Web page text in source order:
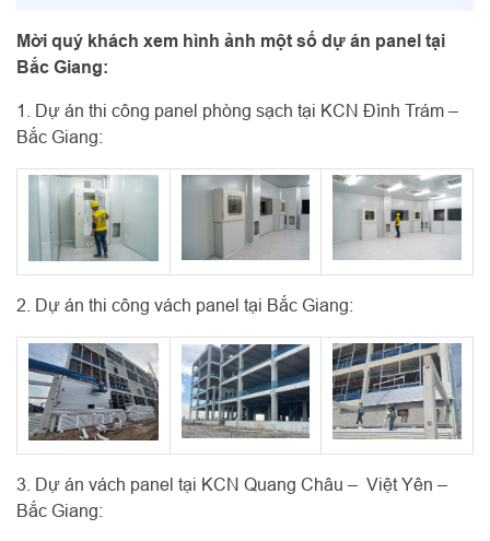
Mời quý khách xem hình ảnh một số dự án panel tại
Bắc Giang:
1. Dự án thi công panel phòng sạch tại KCN Đình Trám –
Bắc Giang:
2. Dự án thi công vách panel tại Bắc Giang:
3. Dự án vách panel tại KCN Quang Châu – Việt Yên –
Bắc Giang: